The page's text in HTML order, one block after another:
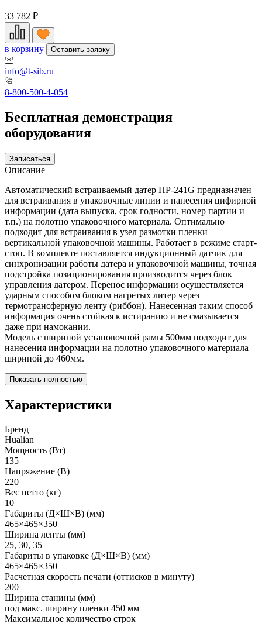
33 782 ₽
в корзину Оставить заявку
info@t-sib.ru
8-800-500-4-054
Бесплатная демонстрация
оборудования
Записаться
Описание
Автоматический встраиваемый датер HP-241G предназначен
для встраивания в упаковочные линии и нанесения цифирной
информации (дата выпуска, срок годности, номер партии и
т.п.) на полотно упаковочного материала. Оптимально
подходит для встраивания в узел размотки пленки
вертикальной упаковочной машины. Работает в режиме старт-
стоп. В комплекте поставляется индукционный датчик для
синхронизации работы датера и упаковочной машины, точная
подстройка позиционирования производится через блок
управления датером. Перенос информации осуществляется
ударным способом блоком нагретых литер через
термотрансферную ленту (риббон). Нанесенная таким способ
информация очень стойкая к истиранию и не смазывается
даже при намокании.
Модель с шириной установочной рамы 500мм подходит для
нанесения информации на полотно упаковочного материала
шириной до 460мм.
Показать полностью
Характеристики
Бренд
Hualian
Мощность (Вт)
135
Напряжение (В)
220
Вес нетто (кг)
10
Габариты (Д×Ш×В) (мм)
465×465×350
Ширина ленты (мм)
25, 30, 35
Габариты в упаковке (Д×Ш×В) (мм)
465×465×350
Расчетная скорость печати (оттисков в минуту)
200
Ширина станины (мм)
под макс. ширину пленки 450 мм
Максимальное количество строк